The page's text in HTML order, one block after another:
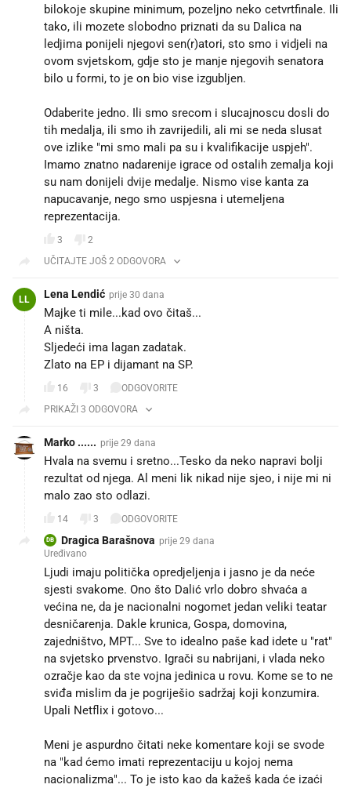
bilokoje skupine minimum, pozeljno neko cetvrtfinale. Ili
tako, ili mozete slobodno priznati da su Dalica na
ledjima ponijeli njegovi sen(r)atori, sto smo i vidjeli na
ovom svjetskom, gdje sto je manje njegovih senatora
bilo u formi, to je on bio vise izgubljen.
Odaberite jedno. Ili smo srecom i slucajnoscu dosli do
tih medalja, ili smo ih zavrijedili, ali mi se neda slusat
ove izlike "mi smo mali pa su i kvalifikacije uspjeh".
Imamo znatno nadarenije igrace od ostalih zemalja koji
su nam donijeli dvije medalje. Nismo vise kanta za
napucavanje, nego smo uspjesna i utemeljena
reprezentacija.
3
2
UČITAJTE JOŠ 2 ODGOVORA
LL Lena Lendić prije 30 dana
Majke ti mile...kad ovo čitaš...
A ništa.
Sljedeći ima lagan zadatak.
Zlato na EP i dijamant na SP.
16 3
ODGOVORITE
PRIKAŽI 3 ODGOVORA
Marko ...... prije 29 dana
Hvala na svemu i sretno...Tesko da neko napravi bolji
rezultat od njega. Al meni lik nikad nije sjeo, i nije mi ni
malo zao sto odlazi.
14 3 ODGOVORITE
DB Dragica Barašnova prije 29 dana
Uređivano
Ljudi imaju politička opredjeljenja i jasno je da neće
sjesti svakome. Ono što Dalić vrlo dobro shvaća a
većina ne, da je nacionalni nogomet jedan veliki teatar
desničarenja. Dakle krunica, Gospa, domovina,
zajedništvo, MPT... Sve to idealno paše kad idete u "rat"
na svjetsko prvenstvo. Igrači su nabrijani, i vlada neko
ozračje kao da ste vojna jedinica u rovu. Kome se to ne
sviđa mislim da je pogriješio sadržaj koji konzumira.
Upali Netflix i gotovo...
Meni je aspurdno čitati neke komentare koji se svode
na "kad ćemo imati reprezentaciju u kojoj nema
nacionalizma"... To je isto kao da kažeš kada će izaći